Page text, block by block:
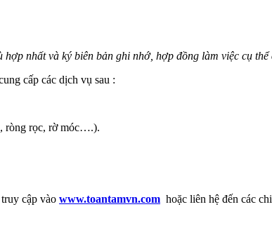
nhất và ký biên bản ghi nhớ, hợp đồng làm việc cụ thể
cấp các dịch vụ sau :
ròng rọc, rờ móc….).
cập vào www.toantamvn.com hoặc liên hệ đến các